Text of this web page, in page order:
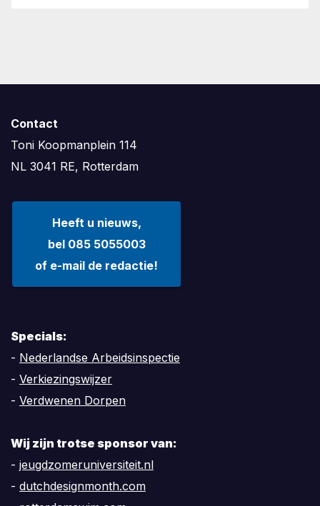
Contact
Toni Koopmanplein 114
NL 3041 RE, Rotterdam
Heeft u nieuws,
bel 085 5055003
of e-mail de redactie!
Specials:
- Nederlandse Arbeidsinspectie
- Verkiezingswijzer
- Verdwenen Dorpen
Wij zijn trotse sponsor van:
- jeugdzomeruniversiteit.nl
- dutchdesignmonth.com